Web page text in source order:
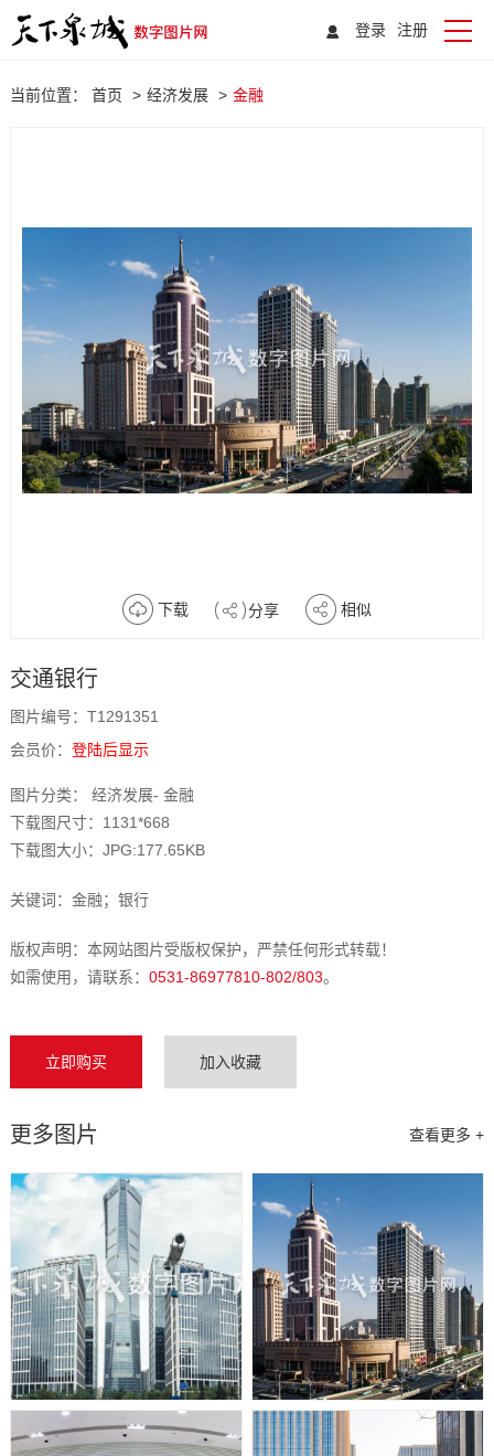
登录 注册
当前位置： 首页 > 经济发展 > 金融
下载 分享 相似
交通银行
图片编号：T1291351
会员价： 登陆后显示
图片分类： 经济发展- 金融
下载图尺寸：1131*668
下载图大小：JPG:177.65KB
关键词：金融；银行
版权声明：本网站图片受版权保护，严禁任何形式转载！
如需使用，请联系： 0531-86977810-802/803。
立即购买 加入收藏
查看更多 +
更多图片